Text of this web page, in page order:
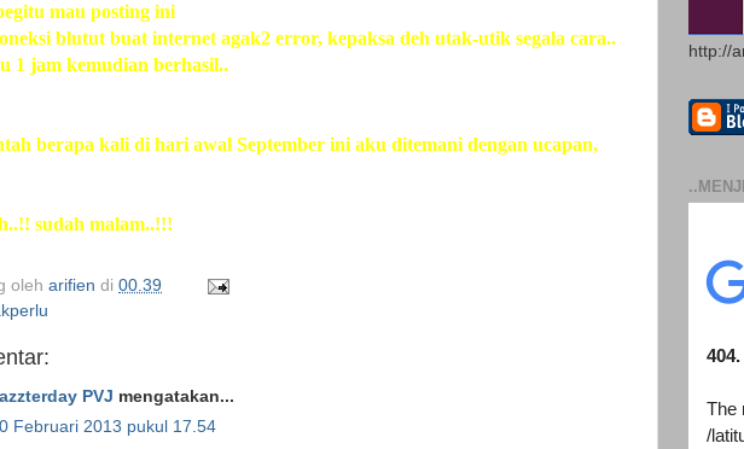
mau posting ini
blutut buat internet agak2 error, kepaksa deh utak-utik segala cara..
1 jam kemudian berhasil..
berapa kali di hari awal September ini aku ditemani dengan ucapan,
sudah malam..!!!
oleh arifien di 00.39
PVJ mengatakan...
Februari 2013 pukul 17.54
http://